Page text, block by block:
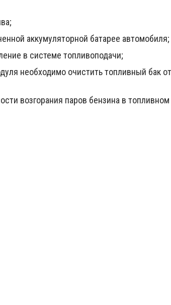
аккумуляторной батарее автомобиля;
в системе топливоподачи;
необходимо очистить топливный бак
возгорания паров бензина в топливном